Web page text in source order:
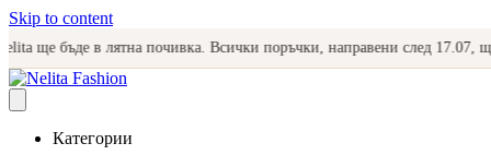
Skip to content
бъде в лятна почивка. Всички поръчки, направени след 17.07, ще
Категории